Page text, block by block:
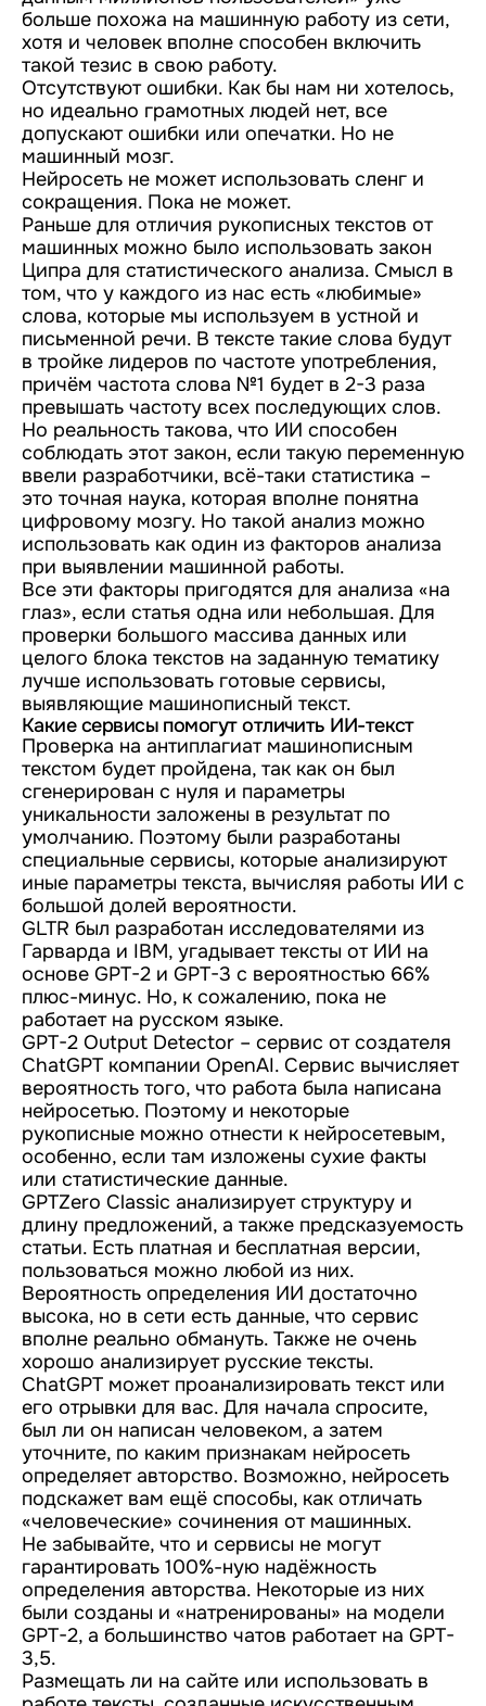
больше похожа на машинную работу из сети,
хотя и человек вполне способен включить
такой тезис в свою работу.
Отсутствуют ошибки. Как бы нам ни хотелось,
но идеально грамотных людей нет, все
допускают ошибки или опечатки. Но не
машинный мозг.
Нейросеть не может использовать сленг и
сокращения. Пока не может.
Раньше для отличия рукописных текстов от
машинных можно было использовать закон
Ципра для статистического анализа. Смысл в
том, что у каждого из нас есть «любимые»
слова, которые мы используем в устной и
письменной речи. В тексте такие слова будут
в тройке лидеров по частоте употребления,
причём частота слова №1 будет в 2-3 раза
превышать частоту всех последующих слов.
Но реальность такова, что ИИ способен
соблюдать этот закон, если такую переменную
ввели разработчики, всё-таки статистика –
это точная наука, которая вполне понятна
цифровому мозгу. Но такой анализ можно
использовать как один из факторов анализа
при выявлении машинной работы.
Все эти факторы пригодятся для анализа «на
глаз», если статья одна или небольшая. Для
проверки большого массива данных или
целого блока текстов на заданную тематику
лучше использовать готовые сервисы,
выявляющие машинописный текст.
Какие сервисы помогут отличить ИИ-текст
Проверка на антиплагиат машинописным
текстом будет пройдена, так как он был
сгенерирован с нуля и параметры
уникальности заложены в результат по
умолчанию. Поэтому были разработаны
специальные сервисы, которые анализируют
иные параметры текста, вычисляя работы ИИ с
большой долей вероятности.
GLTR был разработан исследователями из
Гарварда и IBM, угадывает тексты от ИИ на
основе GPT-2 и GPT-3 с вероятностью 66%
плюс-минус. Но, к сожалению, пока не
работает на русском языке.
GPT-2 Output Detector – сервис от создателя
ChatGPT компании OpenAI. Сервис вычисляет
вероятность того, что работа была написана
нейросетью. Поэтому и некоторые
рукописные можно отнести к нейросетевым,
особенно, если там изложены сухие факты
или статистические данные.
GPTZero Classic анализирует структуру и
длину предложений, а также предсказуемость
статьи. Есть платная и бесплатная версии,
пользоваться можно любой из них.
Вероятность определения ИИ достаточно
высока, но в сети есть данные, что сервис
вполне реально обмануть. Также не очень
хорошо анализирует русские тексты.
ChatGPT может проанализировать текст или
его отрывки для вас. Для начала спросите,
был ли он написан человеком, а затем
уточните, по каким признакам нейросеть
определяет авторство. Возможно, нейросеть
подскажет вам ещё способы, как отличать
«человеческие» сочинения от машинных.
Не забывайте, что и сервисы не могут
гарантировать 100%-ную надёжность
определения авторства. Некоторые из них
были созданы и «натренированы» на модели
GPT-2, а большинство чатов работает на GPT-
3,5.
Размещать ли на сайте или использовать в